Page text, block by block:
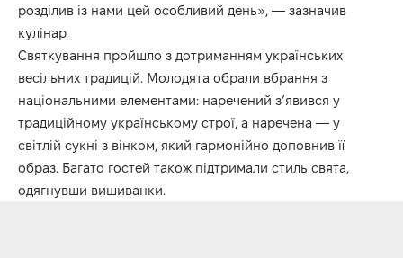
розділив із нами цей особливий день», — зазначив
кулінар.
Святкування пройшло з дотриманням українських
весільних традицій. Молодята обрали вбрання з
національними елементами: наречений з’явився у
традиційному українському строї, а наречена — у
світлій сукні з вінком, який гармонійно доповнив її
образ. Багато гостей також підтримали стиль свята,
одягнувши вишиванки.